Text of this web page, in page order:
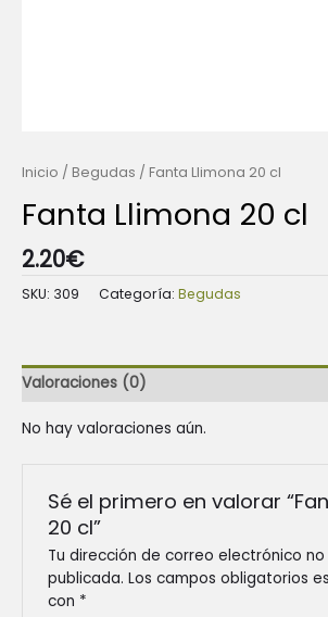
Inicio / Begudas / Fanta Llimona 20 cl
Fanta Llimona 20 cl
2.20€
SKU: 309 Categoría: Begudas
Valoraciones (0)
No hay valoraciones aún.
Sé el primero en valorar
20 cl”
Tu dirección de correo electrónico no
publicada. Los campos obligatorios
con *